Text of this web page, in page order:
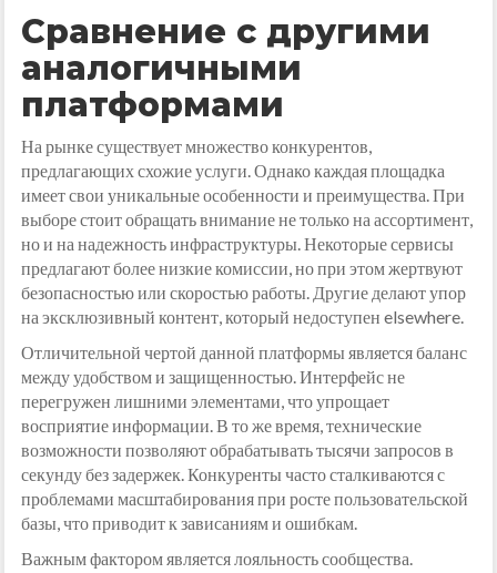
Сравнение с другими
аналогичными
платформами
На рынке существует множество конкурентов,
предлагающих схожие услуги. Однако каждая площадка
имеет свои уникальные особенности и преимущества. При
выборе стоит обращать внимание не только на ассортимент,
но и на надежность инфраструктуры. Некоторые сервисы
предлагают более низкие комиссии, но при этом жертвуют
безопасностью или скоростью работы. Другие делают упор
на эксклюзивный контент, который недоступен elsewhere.
Отличительной чертой данной платформы является баланс
между удобством и защищенностью. Интерфейс не
перегружен лишними элементами, что упрощает
восприятие информации. В то же время, технические
возможности позволяют обрабатывать тысячи запросов в
секунду без задержек. Конкуренты часто сталкиваются с
проблемами масштабирования при росте пользовательской
базы, что приводит к зависаниям и ошибкам.
Важным фактором является лояльность сообщества.